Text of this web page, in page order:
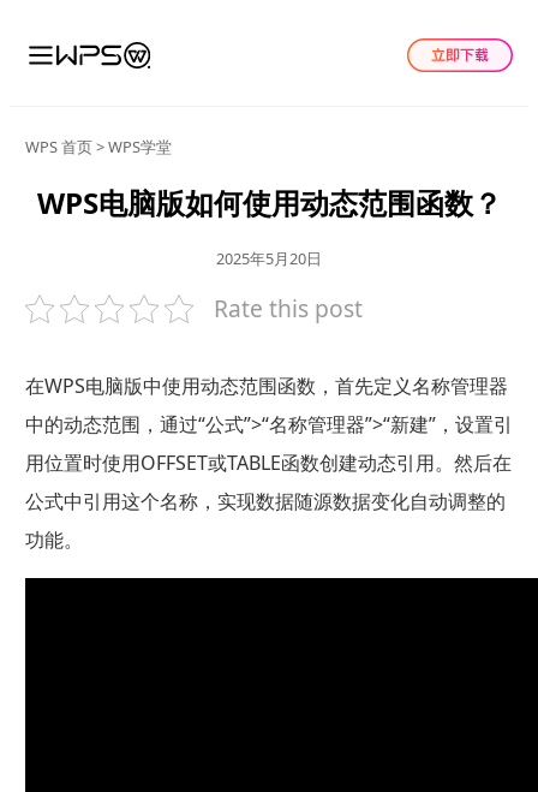
WPS 首页>WPS学堂
WPS电脑版如何使用动态范围函数？
2025年5月20日
Rate this post
在WPS电脑版中使用动态范围函数，首先定义名称管理器
中的动态范围，通过“公式”>“名称管理器”>“新建”，设置引
用位置时使用OFFSET或TABLE函数创建动态引用。然后在
公式中引用这个名称，实现数据随源数据变化自动调整的
功能。